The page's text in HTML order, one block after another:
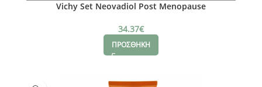
Vichy Set Neovadiol Post Menopause
34.37€
ΠΡΟΣΘΗΚΗ